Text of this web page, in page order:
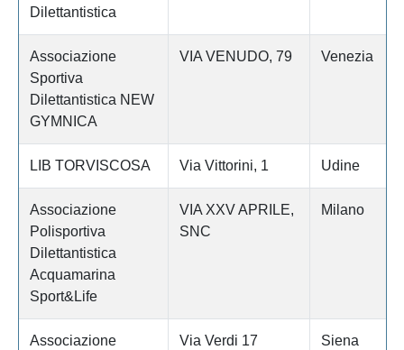
Dilettantistica
Associazione
Sportiva
Dilettantistica NEW
GYMNICA
VIA VENUDO, 79 Venezia
LIB TORVISCOSA Via Vittorini, 1 Udine
Associazione
Polisportiva
Dilettantistica
Acquamarina
Sport&Life
VIA XXV APRILE,
SNC
Milano
Associazione
Via Verdi 17 Siena